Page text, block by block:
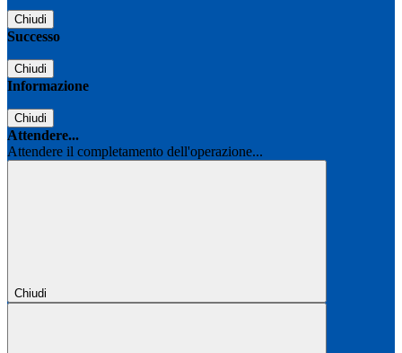
Chiudi
Successo
Chiudi
Informazione
Chiudi
Attendere...
Attendere il completamento dell'operazione...
Chiudi